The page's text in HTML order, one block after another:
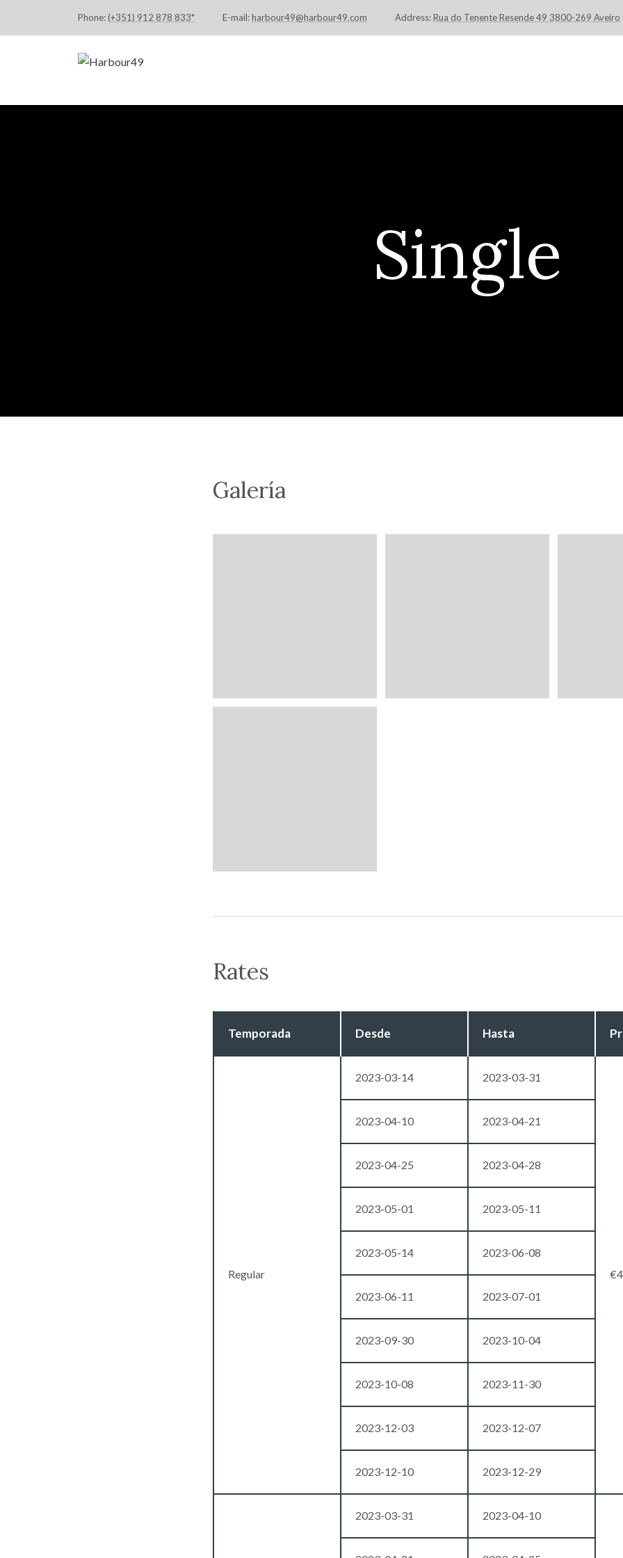
Phone: (+351) 912 878 833* E-mail:harbour49@harbour49.com Address:Rua do Tenente Resende 49 3800-269 Aveiro
Single
Galería
Rates
Temporada Desde Hasta
Regular
2023-03-14 2023-03-31
2023-04-10 2023-04-21
2023-04-25 2023-04-28
2023-05-01 2023-05-11
2023-05-14 2023-06-08
2023-06-11 2023-07-01
2023-09-30 2023-10-04
2023-10-08 2023-11-30
2023-12-03 2023-12-07
2023-12-10 2023-12-29
2023-03-31 2023-04-10